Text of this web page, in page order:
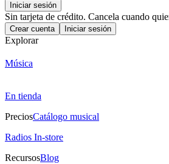
Iniciar sesión
Sin tarjeta de crédito. Cancela cuando
Crear cuenta Iniciar sesión
Explorar
Música
En tienda
PreciosCatálogo musical
Radios In-store
RecursosBlog